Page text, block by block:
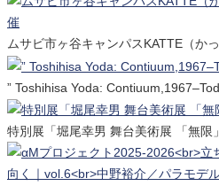
ムサビ市ヶ谷キャンパスKATTE（か
” Toshihisa Yoda:
特別展「堀尾幸男 舞台美術展 「無限